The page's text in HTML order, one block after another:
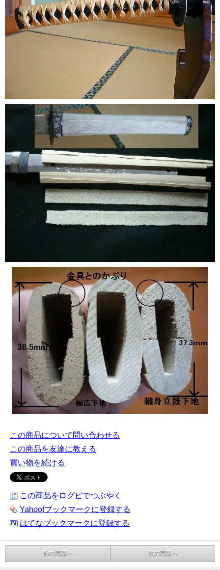
この商品について問い合わせる
この商品を友達に教える
買い物を続ける
この商品をログピでつぶやく
Yahoo!ブックマークに登録する
はてなブックマークに登録する
前の商品へ 次の商品へ